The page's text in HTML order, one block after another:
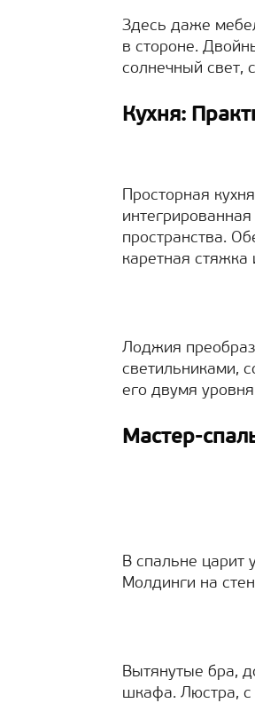
Здесь даже
в стороне.
солнечный свет,
Кухня:
Просторная
пространства.
каретная стяжка
Лоджия
светильниками,
его двумя
Мастер-
В спальне царит
Молдинги на
Вытянутые бра,
шкафа. Люстра, с